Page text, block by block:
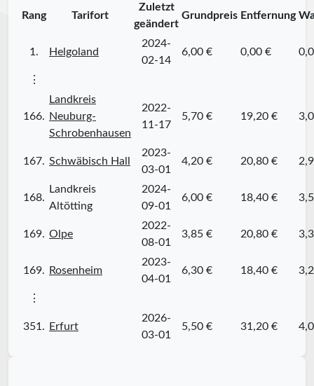
Rang Tarifort
Zuletzt
geändert
Grundpreis Entfernung
1. Helgoland
2024-
02-14
6,00 € 0,00 €
⋮
166.
Landkreis
Neuburg-
Schrobenhausen
2022-
11-17
5,70 € 19,20 €
167. Schwäbisch Hall
2023-
03-01
4,20 € 20,80 €
168.
Landkreis
Altötting
2024-
09-01
6,00 € 18,40 €
169. Olpe
2022-
08-01
3,85 € 20,80 €
169. Rosenheim
2023-
04-01
6,30 € 18,40 €
⋮
351. Erfurt
2026-
03-01
5,50 € 31,20 €